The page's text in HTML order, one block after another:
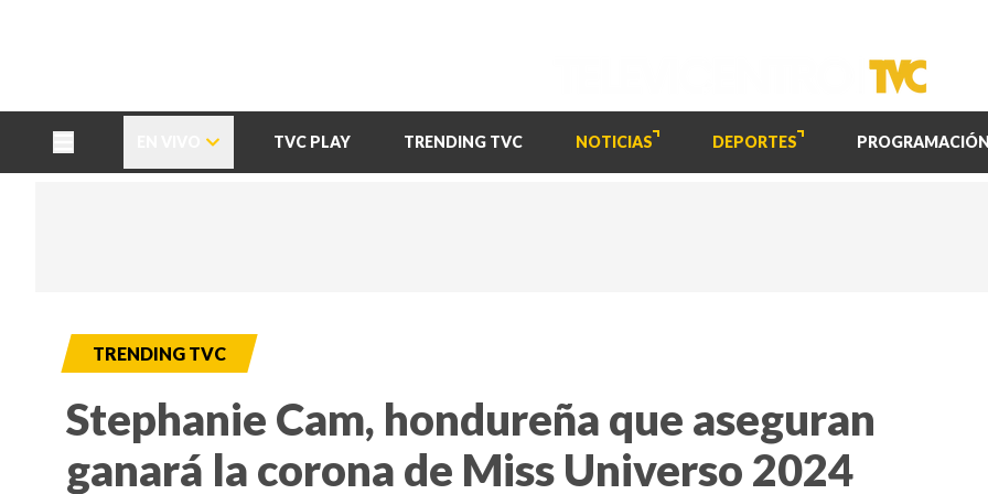
TVC PLAY TRENDING TVC NOTICIAS DEPORTES PROGRAMACIÓN
TRENDING TVC
Stephanie Cam, hondureña que aseguran
ganará la corona de Miss Universo 2024